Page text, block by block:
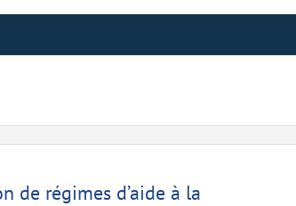
de régimes d’aide à la